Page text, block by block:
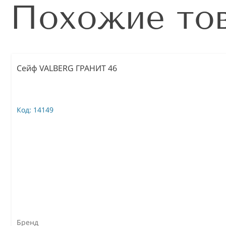
Похожие
Сейф VALBERG ГРАНИТ 46
Код: 14149
Бренд